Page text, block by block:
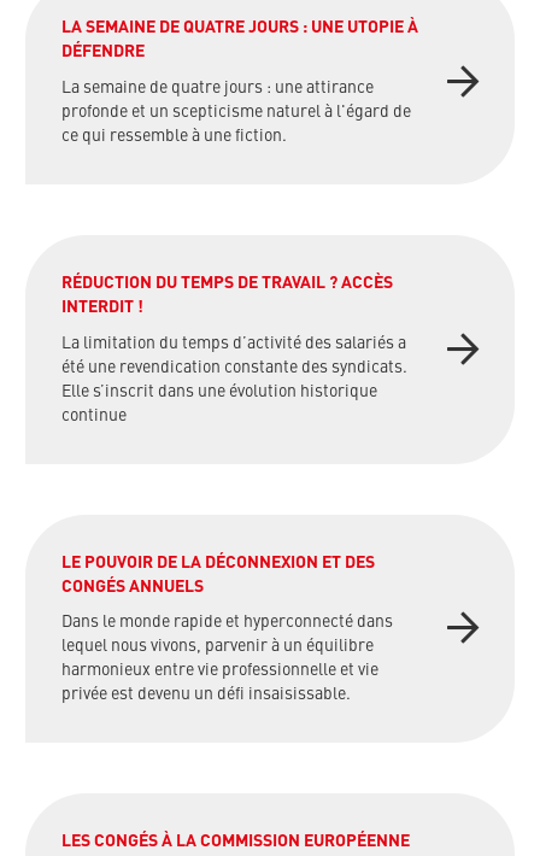
LA SEMAINE DE QUATRE JOURS : UNE UTOPIE À
DÉFENDRE
La semaine de quatre jours : une attirance
profonde et un scepticisme naturel à l'égard de
ce qui ressemble à une fiction.
RÉDUCTION DU TEMPS DE TRAVAIL ? ACCÈS
INTERDIT !
La limitation du temps d’activité des salariés a
été une revendication constante des syndicats.
Elle s’inscrit dans une évolution historique
continue
LE POUVOIR DE LA DÉCONNEXION ET DES
CONGÉS ANNUELS
Dans le monde rapide et hyperconnecté dans
lequel nous vivons, parvenir à un équilibre
harmonieux entre vie professionnelle et vie
privée est devenu un défi insaisissable.
LES CONGÉS À LA COMMISSION EUROPÉENNE